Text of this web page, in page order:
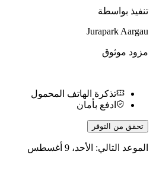
تنفيذ بواسطة
Jurapark Aargau
مزود موثوق
تذكرة الهاتف المحمول
ادفع بأمان
تحقق من التوفر
الموعد التالي: الأحد، 9 أغسطس